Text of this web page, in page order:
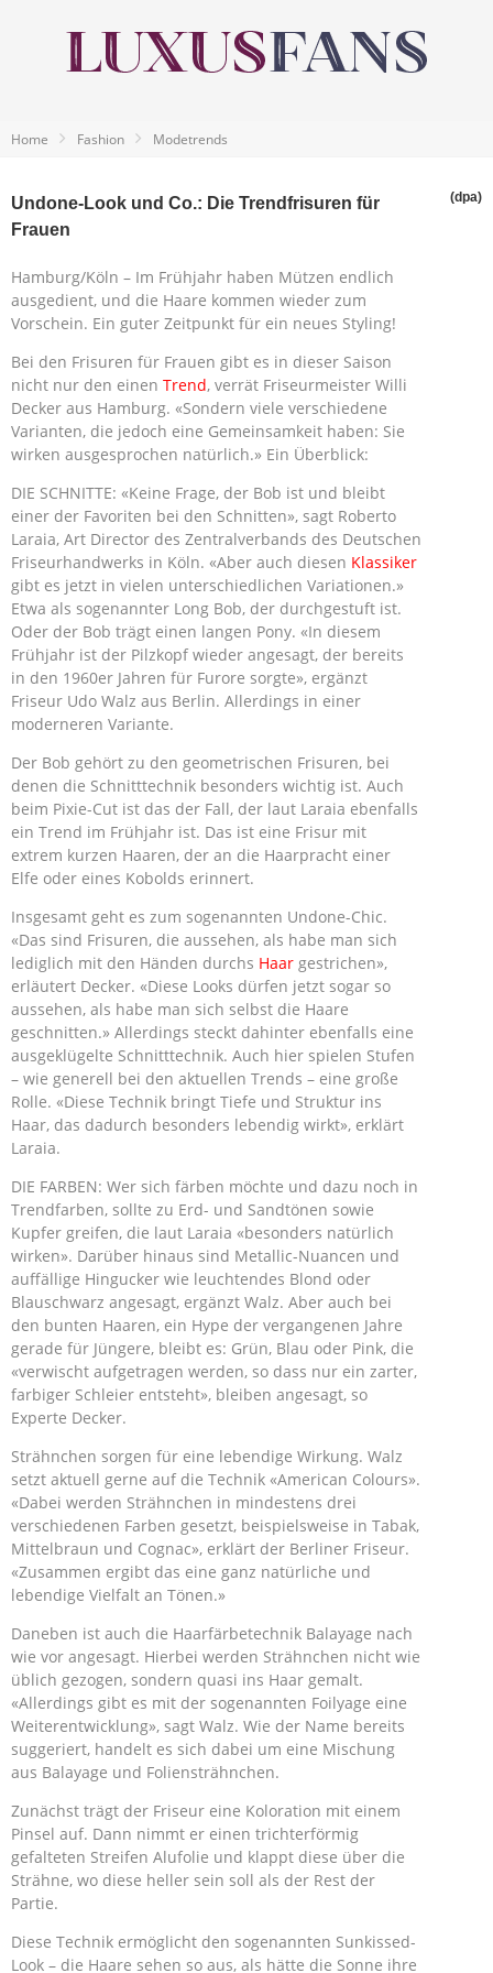
Home Fashion Modetrends
Undone-Look und Co.: Die Trendfrisuren für
Frauen
(dpa)
Hamburg/Köln – Im Frühjahr haben Mützen endlich
ausgedient, und die Haare kommen wieder zum
Vorschein. Ein guter Zeitpunkt für ein neues Styling!
Bei den Frisuren für Frauen gibt es in dieser Saison
nicht nur den einen Trend, verrät Friseurmeister Willi
Decker aus Hamburg. «Sondern viele verschiedene
Varianten, die jedoch eine Gemeinsamkeit haben: Sie
wirken ausgesprochen natürlich.» Ein Überblick:
DIE SCHNITTE: «Keine Frage, der Bob ist und bleibt
einer der Favoriten bei den Schnitten», sagt Roberto
Laraia, Art Director des Zentralverbands des Deutschen
Friseurhandwerks in Köln. «Aber auch diesen Klassiker
gibt es jetzt in vielen unterschiedlichen Variationen.»
Etwa als sogenannter Long Bob, der durchgestuft ist.
Oder der Bob trägt einen langen Pony. «In diesem
Frühjahr ist der Pilzkopf wieder angesagt, der bereits
in den 1960er Jahren für Furore sorgte», ergänzt
Friseur Udo Walz aus Berlin. Allerdings in einer
moderneren Variante.
Der Bob gehört zu den geometrischen Frisuren, bei
denen die Schnitttechnik besonders wichtig ist. Auch
beim Pixie-Cut ist das der Fall, der laut Laraia ebenfalls
ein Trend im Frühjahr ist. Das ist eine Frisur mit
extrem kurzen Haaren, der an die Haarpracht einer
Elfe oder eines Kobolds erinnert.
Insgesamt geht es zum sogenannten Undone-Chic.
«Das sind Frisuren, die aussehen, als habe man sich
lediglich mit den Händen durchs Haar gestrichen»,
erläutert Decker. «Diese Looks dürfen jetzt sogar so
aussehen, als habe man sich selbst die Haare
geschnitten.» Allerdings steckt dahinter ebenfalls eine
ausgeklügelte Schnitttechnik. Auch hier spielen Stufen
– wie generell bei den aktuellen Trends – eine große
Rolle. «Diese Technik bringt Tiefe und Struktur ins
Haar, das dadurch besonders lebendig wirkt», erklärt
Laraia.
DIE FARBEN: Wer sich färben möchte und dazu noch in
Trendfarben, sollte zu Erd- und Sandtönen sowie
Kupfer greifen, die laut Laraia «besonders natürlich
wirken». Darüber hinaus sind Metallic-Nuancen und
auffällige Hingucker wie leuchtendes Blond oder
Blauschwarz angesagt, ergänzt Walz. Aber auch bei
den bunten Haaren, ein Hype der vergangenen Jahre
gerade für Jüngere, bleibt es: Grün, Blau oder Pink, die
«verwischt aufgetragen werden, so dass nur ein zarter,
farbiger Schleier entsteht», bleiben angesagt, so
Experte Decker.
Strähnchen sorgen für eine lebendige Wirkung. Walz
setzt aktuell gerne auf die Technik «American Colours».
«Dabei werden Strähnchen in mindestens drei
verschiedenen Farben gesetzt, beispielsweise in Tabak,
Mittelbraun und Cognac», erklärt der Berliner Friseur.
«Zusammen ergibt das eine ganz natürliche und
lebendige Vielfalt an Tönen.»
Daneben ist auch die Haarfärbetechnik Balayage nach
wie vor angesagt. Hierbei werden Strähnchen nicht wie
üblich gezogen, sondern quasi ins Haar gemalt.
«Allerdings gibt es mit der sogenannten Foilyage eine
Weiterentwicklung», sagt Walz. Wie der Name bereits
suggeriert, handelt es sich dabei um eine Mischung
aus Balayage und Foliensträhnchen.
Zunächst trägt der Friseur eine Koloration mit einem
Pinsel auf. Dann nimmt er einen trichterförmig
gefalteten Streifen Alufolie und klappt diese über die
Strähne, wo diese heller sein soll als der Rest der
Partie.
Diese Technik ermöglicht den sogenannten Sunkissed-
Look – die Haare sehen so aus, als hätte die Sonne ihre